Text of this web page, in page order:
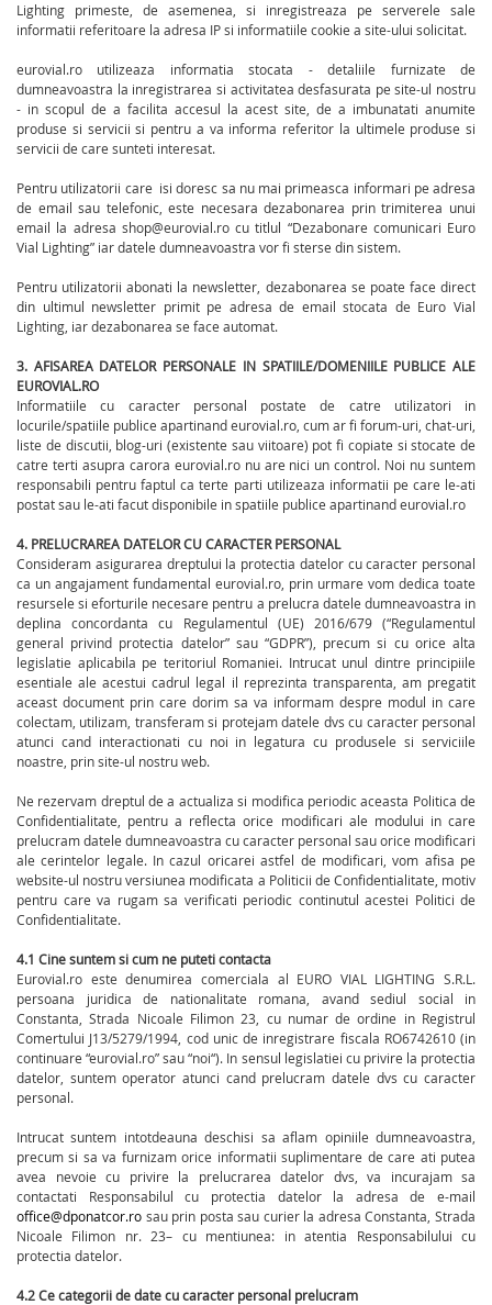
Lighting primeste, de asemenea, si inregistreaza pe serverele sale
informatii referitoare la adresa IP si informatiile cookie a site-ului solicitat.
eurovial.ro utilizeaza informatia stocata - detaliile furnizate de
dumneavoastra la inregistrarea si activitatea desfasurata pe site-ul nostru
- in scopul de a facilita accesul la acest site, de a imbunatati anumite
produse si servicii si pentru a va informa referitor la ultimele produse si
servicii de care sunteti interesat.
Pentru utilizatorii care isi doresc sa nu mai primeasca informari pe adresa
de email sau telefonic, este necesara dezabonarea prin trimiterea unui
email la adresa shop@eurovial.ro cu titlul “Dezabonare comunicari Euro
Vial Lighting” iar datele dumneavoastra vor fi sterse din sistem.
Pentru utilizatorii abonati la newsletter, dezabonarea se poate face direct
din ultimul newsletter primit pe adresa de email stocata de Euro Vial
Lighting, iar dezabonarea se face automat.
3. AFISAREA DATELOR PERSONALE IN SPATIILE/DOMENIILE PUBLICE ALE
EUROVIAL.RO
Informatiile cu caracter personal postate de catre utilizatori in
locurile/spatiile publice apartinand eurovial.ro, cum ar fi forum-uri, chat-uri,
liste de discutii, blog-uri (existente sau viitoare) pot fi copiate si stocate de
catre terti asupra carora eurovial.ro nu are nici un control. Noi nu suntem
responsabili pentru faptul ca terte parti utilizeaza informatii pe care le-ati
postat sau le-ati facut disponibile in spatiile publice apartinand eurovial.ro
4. PRELUCRAREA DATELOR CU CARACTER PERSONAL
Consideram asigurarea dreptului la protectia datelor cu caracter personal
ca un angajament fundamental eurovial.ro, prin urmare vom dedica toate
resursele si eforturile necesare pentru a prelucra datele dumneavoastra in
deplina concordanta cu Regulamentul (UE) 2016/679 (“Regulamentul
general privind protectia datelor” sau “GDPR”), precum si cu orice alta
legislatie aplicabila pe teritoriul Romaniei. Intrucat unul dintre principiile
esentiale ale acestui cadrul legal il reprezinta transparenta, am pregatit
aceast document prin care dorim sa va informam despre modul in care
colectam, utilizam, transferam si protejam datele dvs cu caracter personal
atunci cand interactionati cu noi in legatura cu produsele si serviciile
noastre, prin site-ul nostru web.
Ne rezervam dreptul de a actualiza si modifica periodic aceasta Politica de
Confidentialitate, pentru a reflecta orice modificari ale modului in care
prelucram datele dumneavoastra cu caracter personal sau orice modificari
ale cerintelor legale. In cazul oricarei astfel de modificari, vom afisa pe
website-ul nostru versiunea modificata a Politicii de Confidentialitate, motiv
pentru care va rugam sa verificati periodic continutul acestei Politici de
Confidentialitate.
4.1 Cine suntem si cum ne puteti contacta
Eurovial.ro este denumirea comerciala al EURO VIAL LIGHTING S.R.L.
persoana juridica de nationalitate romana, avand sediul social in
Constanta, Strada Nicoale Filimon 23, cu numar de ordine in Registrul
Comertului J13/5279/1994, cod unic de inregistrare fiscala RO6742610 (in
continuare “eurovial.ro” sau “noi“). In sensul legislatiei cu privire la protectia
datelor, suntem operator atunci cand prelucram datele dvs cu caracter
personal.
Intrucat suntem intotdeauna deschisi sa aflam opiniile dumneavoastra,
precum si sa va furnizam orice informatii suplimentare de care ati putea
avea nevoie cu privire la prelucrarea datelor dvs, va incurajam sa
contactati Responsabilul cu protectia datelor la adresa de e-mail
office@dponatcor.ro sau prin posta sau curier la adresa Constanta, Strada
Nicoale Filimon nr. 23– cu mentiunea: in atentia Responsabilului cu
protectia datelor.
4.2 Ce categorii de date cu caracter personal prelucram